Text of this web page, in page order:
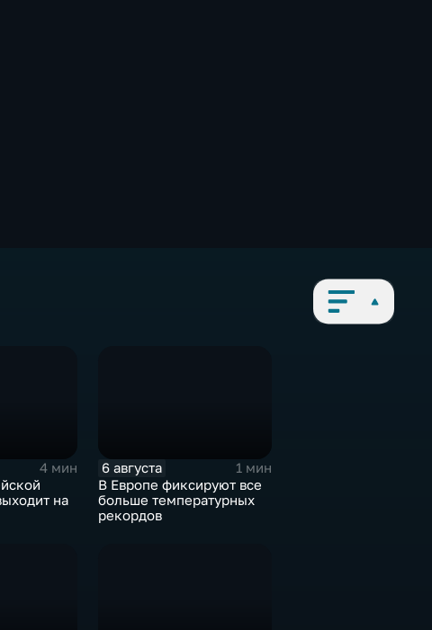
4 мин
на
6 августа
1 мин
В Европе фиксируют все
больше температурных
рекордов